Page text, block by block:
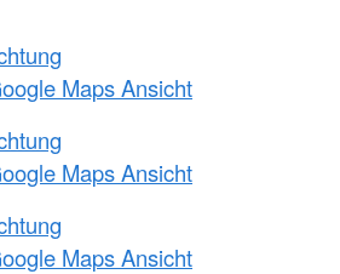
Maps Ansicht
Maps Ansicht
Maps Ansicht